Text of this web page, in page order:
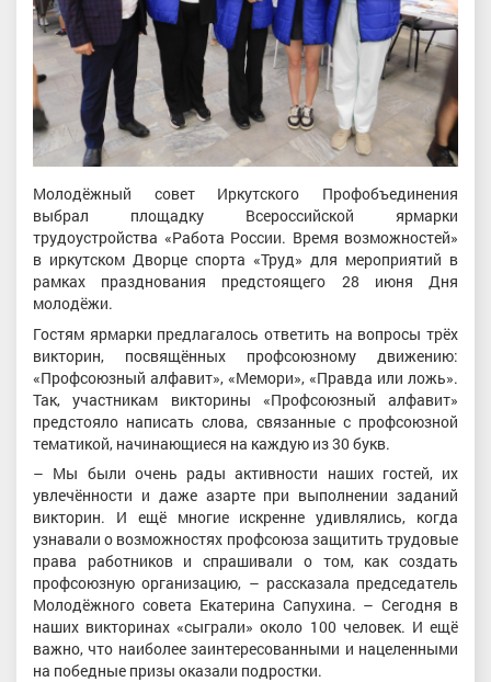
Молодёжный совет Иркутского Профобъединения
выбрал площадку Всероссийской ярмарки
трудоустройства «Работа России. Время возможностей»
в иркутском Дворце спорта «Труд» для мероприятий в
рамках празднования предстоящего 28 июня Дня
молодёжи.
Гостям ярмарки предлагалось ответить на вопросы трёх
викторин, посвящённых профсоюзному движению:
«Профсоюзный алфавит», «Мемори», «Правда или ложь».
Так, участникам викторины «Профсоюзный алфавит»
предстояло написать слова, связанные с профсоюзной
тематикой, начинающиеся на каждую из 30 букв.
– Мы были очень рады активности наших гостей, их
увлечённости и даже азарте при выполнении заданий
викторин. И ещё многие искренне удивлялись, когда
узнавали о возможностях профсоюза защитить трудовые
права работников и спрашивали о том, как создать
профсоюзную организацию, – рассказала председатель
Молодёжного совета Екатерина Сапухина. – Сегодня в
наших викторинах «сыграли» около 100 человек. И ещё
важно, что наиболее заинтересованными и нацеленными
на победные призы оказали подростки.